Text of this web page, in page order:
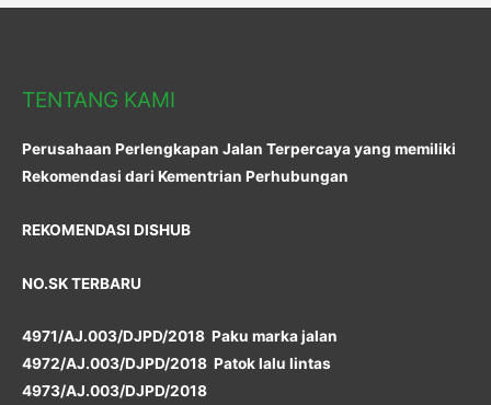
TENTANG KAMI
Perusahaan Perlengkapan Jalan Terpercaya yang memiliki
Rekomendasi dari Kementrian Perhubungan
REKOMENDASI DISHUB
NO.SK TERBARU
4971/AJ.003/DJPD/2018 Paku marka jalan
4972/AJ.003/DJPD/2018 Patok lalu lintas
4973/AJ.003/DJPD/2018